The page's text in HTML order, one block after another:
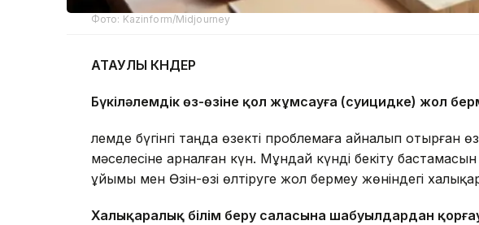
Фото: Kazinform/Midjourney
АТАУЛЫ КҮНДЕР
Бүкіләлемдік өз-өзіне қол жұмсауға (суицидке) жол
Әлемде бүгінгі таңда өзекті проблемаға айналып отырған
мәселесіне арналған күн. Мұндай күнді бекіту
ұйымы мен Өзін-өзі өлтіруге жол бермеу жөніндегі
Халықаралық білім беру саласына шабуылдардан